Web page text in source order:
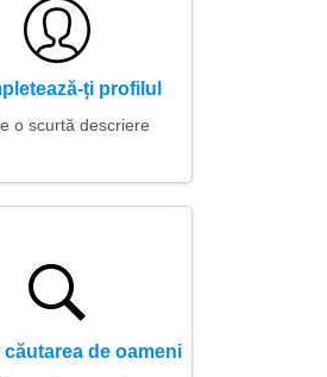
ți profilul
o scurtă descriere
căutarea de oameni